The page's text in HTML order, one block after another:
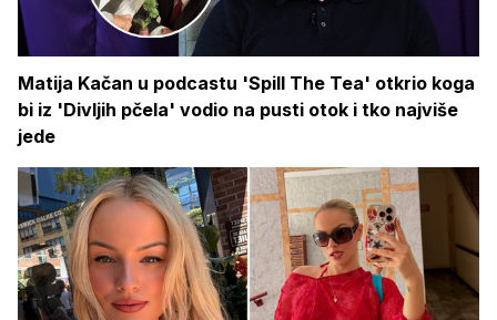
Matija Kačan u podcastu 'Spill The Tea' otkrio koga
bi iz 'Divljih pčela' vodio na pusti otok i tko najviše
jede